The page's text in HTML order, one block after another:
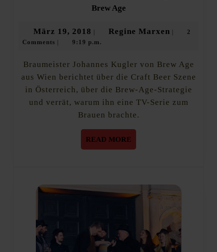
Brew Age
“Honso”
Brew
Age
März 19, 2018 März
19,
| Regine Marxen Regine
|
2
Comments | 9:19 p.m.
Braumeister Johannes Kugler von Brew Age
aus Wien berichtet über die Craft Beer Szene
in Österreich, über die Brew-Age-Strategie
und verrät, warum ihn eine TV-Serie zum
Brauen brachte.
READ MORE
MORE